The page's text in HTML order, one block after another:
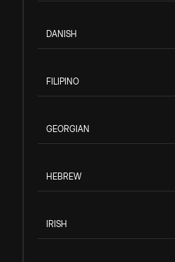
DANISH
FILIPINO
GEORGIAN
HEBREW
IRISH